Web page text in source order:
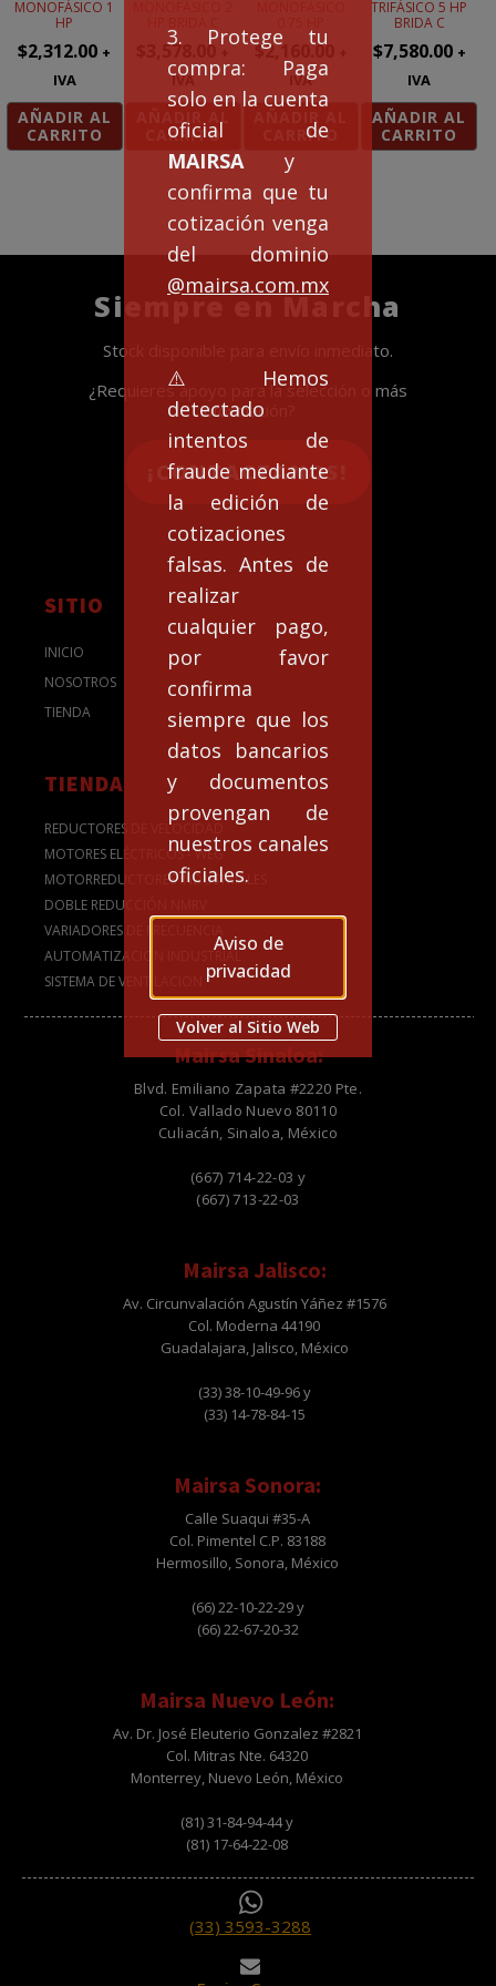
3. Protege tu
compra: Paga
solo en la cuenta
oficial de
MAIRSA y
confirma que tu
cotización venga
del dominio
@mairsa.com.mx
⚠️Hemos
detectado
intentos de
fraude mediante
la edición de
cotizaciones
falsas. Antes de
realizar
cualquier pago,
por favor
confirma
siempre que los
datos bancarios
y documentos
provengan de
nuestros canales
oficiales.
Aviso de
privacidad
Volver al Sitio Web
MONOFÁSICO 1
HP
$2,312.00 +
IVA
AÑADIR AL
CARRITO
3,578.00
IVA
AÑADIR AL
CARRITO
$2,160.00
IVA
AÑADIR AL
CARRITO
TRIFÁSICO 5 HP
BRIDA C
$7,580.00 +
IVA
AÑADIR AL
CARRITO
Siempre en Marcha
Stock disponible para envío inmediato.
¿Requieres apoyo para la selección o más
información?
¡CONTACTANOS!
SITIO
INICIO
NOSOTROS
TIENDA
TIENDA
REDUCTORES DE VELOCIDAD
MOTORES ELÉCTRICOS - WEG
MOTORREDUCTORES INDUSTRIALES
DOBLE REDUCCIÓN NMRV
VARIADORES DE FRECUENCIA
AUTOMATIZACION INDUSTRIAL
SISTEMA DE VENTILACION
Mairsa Sinaloa:
Blvd. Emiliano Zapata #2220 Pte.
Col. Vallado Nuevo 80110
Culiacán, Sinaloa, México
(667) 714-22-03 y
(667) 713-22-03
Mairsa Jalisco:
Av. Circunvalación Agustín Yáñez #1576
Col. Moderna 44190
Guadalajara, Jalisco, México
(33) 38-10-49-96 y
(33) 14-78-84-15
Mairsa Sonora:
Calle Suaqui #35-A
Col. Pimentel C.P. 83188
Hermosillo, Sonora, México
(66) 22-10-22-29 y
(66) 22-67-20-32
Mairsa Nuevo León:
Av. Dr. José Eleuterio Gonzalez #2821
Col. Mitras Nte. 64320
Monterrey, Nuevo León, México
(81) 31-84-94-44 y
(81) 17-64-22-08
(33) 3593-3288